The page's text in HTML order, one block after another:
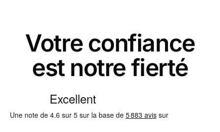
Votre confiance
est notre fierté